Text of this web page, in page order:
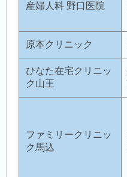
産婦人科 野口医院
原本クリニック
ひなた在宅クリニッ
ク山王
ファミリークリニッ
ク馬込